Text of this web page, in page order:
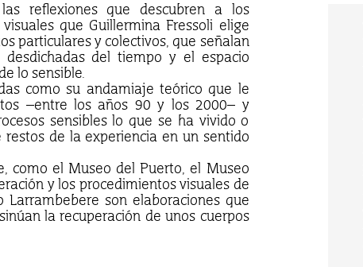
reflexiones que descubren a los
que Guillermina Fressoli elige
particulares y colectivos, que señalan
del tiempo y el espacio
lo sensible.
como su andamiaje teórico que le
–entre los años 90 y los 2000– y
sensibles lo que se ha vivido o
de la experiencia en un sentido
como el Museo del Puerto, el Museo
y los procedimientos visuales de
son elaboraciones que
la recuperación de unos cuerpos